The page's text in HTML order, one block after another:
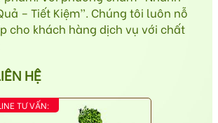
– Tiết Kiệm”. Chúng tôi luôn nỗ
cho khách hàng dịch vụ với chất
HỆ
TƯ VẤN: